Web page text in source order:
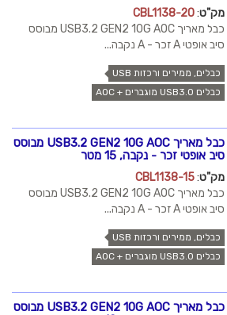
מק"ט:
CBL1138-20
כבל מאריך USB3.2 GEN2 10G AOC מבוסס
סיב אופטי A זכר - A נקבה...
כבלים, ממירים ורכזות USB
כבלים USB3.0 מוגברים + AOC
כבל מאריך USB3.2 GEN2 10G AOC מבוסס
סיב אופטי זכר - נקבה, 15 מטר
מק"ט:
CBL1138-15
כבל מאריך USB3.2 GEN2 10G AOC מבוסס
סיב אופטי A זכר - A נקבה...
כבלים, ממירים ורכזות USB
כבלים USB3.0 מוגברים + AOC
כבל מאריך USB3.2 GEN2 10G AOC מבוסס